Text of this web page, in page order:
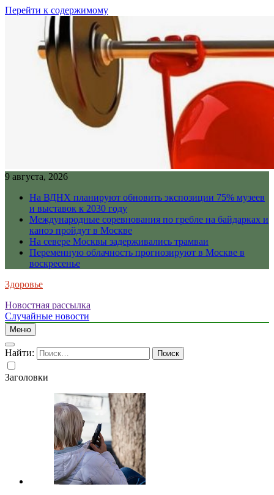
Перейти к содержимому
9 августа, 2026
На ВДНХ планируют обновить экспозиции 75% музеев
и выставок к 2030 году
Международные соревнования по гребле на байдарках и
каноэ пройдут в Москве
На севере Москвы задерживались трамваи
Переменную облачность прогнозируют в Москве в
воскресенье
Здоровье
Новостная рассылка
Случайные новости
Меню
Найти:
Заголовки